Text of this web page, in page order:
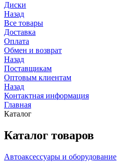
Диски
Назад
Все товары
Доставка
Оплата
Обмен и возврат
Назад
Поставщикам
Оптовым клиентам
Назад
Контактная информация
Главная
Каталог
Каталог товаров
Автоаксессуары и оборудование